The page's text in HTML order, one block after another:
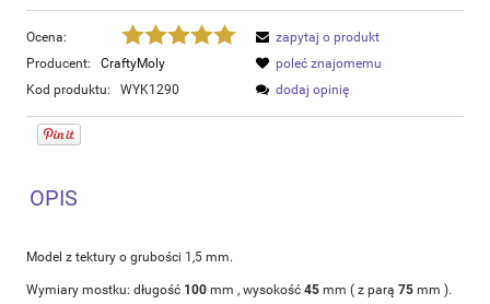
Ocena:
Producent:
CraftyMoly
Kod produktu:
WYK1290
zapytaj o produkt
poleć znajomemu
dodaj opinię
OPIS
Model z tektury o grubości 1,5 mm.
Wymiary mostku: długość 100 mm , wysokość 45 mm ( z parą 75 mm ).